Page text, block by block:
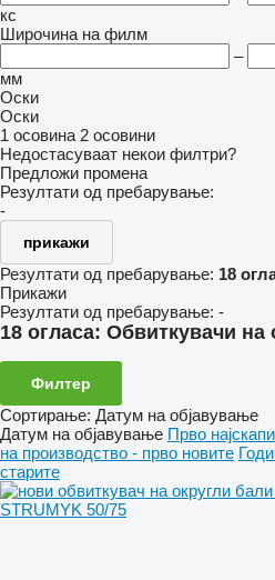
кс
Широчина на филм
–
мм
Оски
Оски
1 осовина 2 осовини
Недостасуваат некои филтри?
Предложи промена
Резултати од пребарување:
-
прикажи
Резултати од пребарување: 18
Прикажи
Резултати од пребарување: -
18 огласа: Обвиткувачи на
Филтер
Сортирање: Датум на објавување
Датум на објавување Прво
на производство - прво новите
старите